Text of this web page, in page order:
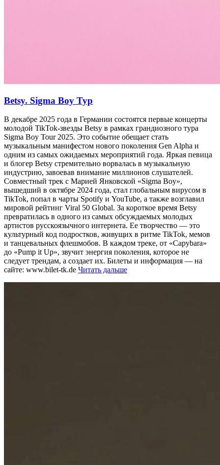
Betsy. Sigma Boy Тур
В декабре 2025 года в Германии состоятся первые концерты
молодой TikTok-звезды Betsy в рамках грандиозного тура
Sigma Boy Tour 2025. Это событие обещает стать
музыкальным манифестом нового поколения Gen Alpha и
одним из самых ожидаемых мероприятий года. Яркая певица
и блогер Betsy стремительно ворвалась в музыкальную
индустрию, завоевав внимание миллионов слушателей.
Совместный трек с Марией Янковской «Sigma Boy»,
вышедший в октябре 2024 года, стал глобальным вирусом в
TikTok, попал в чарты Spotify и YouTube, а также возглавил
мировой рейтинг Viral 50 Global. За короткое время Betsy
превратилась в одного из самых обсуждаемых молодых
артистов русскоязычного интернета. Ее творчество — это
культурный код подростков, живущих в ритме TikTok, мемов
и танцевальных флешмобов. В каждом треке, от «Capybara»
до «Pump it Up», звучит энергия поколения, которое не
следует трендам, а создает их. Билеты и информация — на
сайте: www.bilet-tk.de Читать дальше